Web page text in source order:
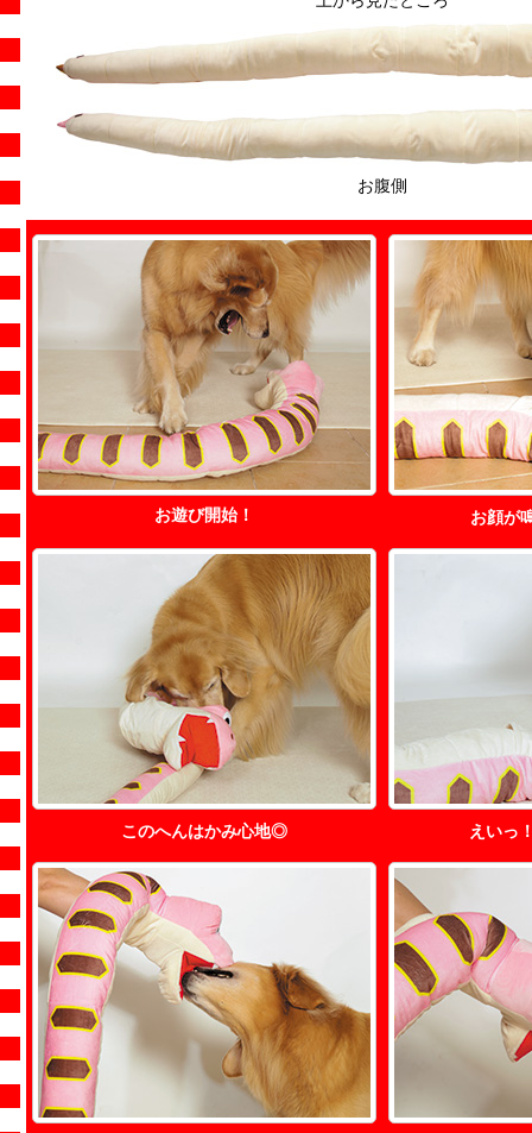
お腹側
お遊び開始！ お顔が
このへんはかみ心地◎ えいっ